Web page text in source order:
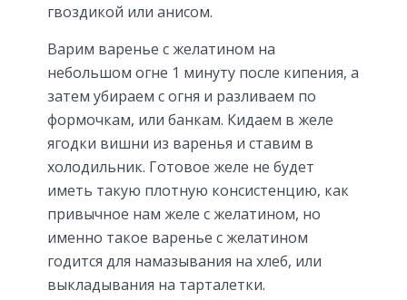
гвоздикой или анисом.
Варим варенье с желатином на
небольшом огне 1 минуту после кипения, а
затем убираем с огня и разливаем по
формочкам, или банкам. Кидаем в желе
ягодки вишни из варенья и ставим в
холодильник. Готовое желе не будет
иметь такую плотную консистенцию, как
привычное нам желе с желатином, но
именно такое варенье с желатином
годится для намазывания на хлеб, или
выкладывания на тарталетки.